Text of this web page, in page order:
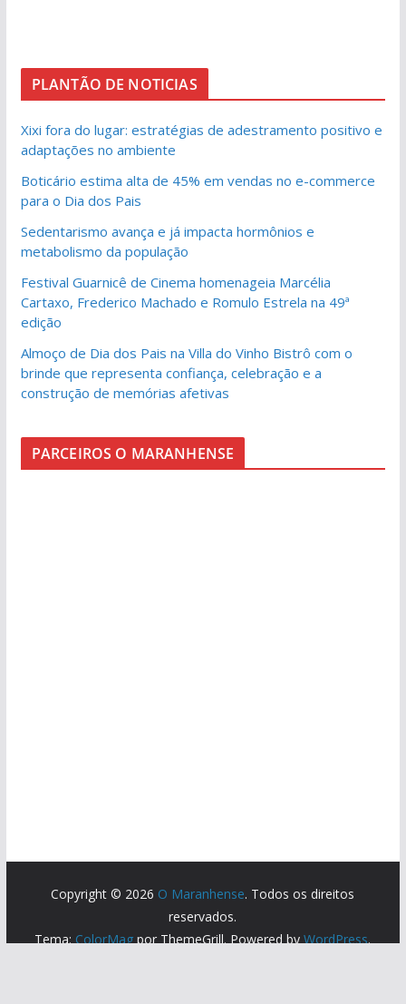
PLANTÃO DE NOTICIAS
Xixi fora do lugar: estratégias de adestramento positivo e
adaptações no ambiente
Boticário estima alta de 45% em vendas no e-commerce
para o Dia dos Pais
Sedentarismo avança e já impacta hormônios e
metabolismo da população
Festival Guarnicê de Cinema homenageia Marcélia
Cartaxo, Frederico Machado e Romulo Estrela na 49ª
edição
Almoço de Dia dos Pais na Villa do Vinho Bistrô com o
brinde que representa confiança, celebração e a
construção de memórias afetivas
PARCEIROS O MARANHENSE
Copyright © 2026 O Maranhense. Todos os direitos
reservados.
Tema: ColorMag por ThemeGrill. Powered byWordPress.